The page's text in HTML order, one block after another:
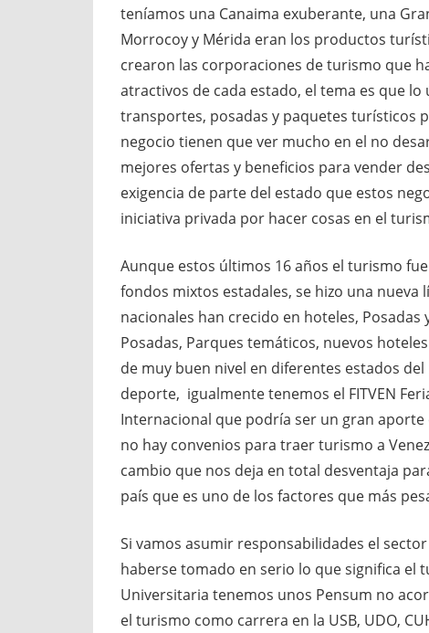
teníamos una Canaima exuberante, una
Morrocoy y Mérida eran los productos
crearon las corporaciones de turismo que
atractivos de cada estado, el tema es que
transportes, posadas y paquetes turísticos
negocio tienen que ver mucho en el no
mejores ofertas y beneficios para vender
exigencia de parte del estado que estos
iniciativa privada por hacer cosas en el
Aunque estos últimos 16 años el turismo
fondos mixtos estadales, se hizo una nueva
nacionales han crecido en hoteles,
Posadas, Parques temáticos, nuevos
de muy buen nivel en diferentes estados
deporte, igualmente tenemos el FITVEN
Internacional que podría ser un gran
no hay convenios para traer turismo a
cambio que nos deja en total desventaja
país que es uno de los factores que más
Si vamos asumir responsabilidades el
haberse tomado en serio lo que significa el
Universitaria tenemos unos Pensum no
el turismo como carrera en la USB, UDO,